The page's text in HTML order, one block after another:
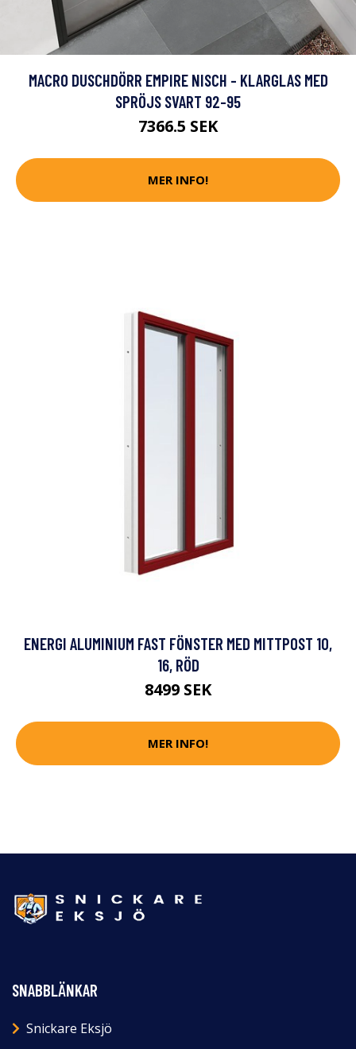
MACRO DUSCHDÖRR EMPIRE NISCH - KLARGLAS MED
SPRÖJS SVART 92-95
7366.5 SEK
MER INFO!
ENERGI ALUMINIUM FAST FÖNSTER MED MITTPOST 10,
16, RÖD
8499 SEK
MER INFO!
SNABBLÄNKAR
Snickare Eksjö